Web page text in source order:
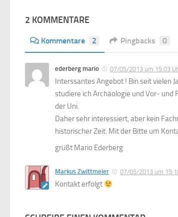
2 KOMMENTARE
Kommentare 2 Pingbacks 0
ederberg mario 07/05/2013 um 15:03
Interssantes Angebot ! Bin seit vielen
studiere ich Archäologie und Vor- und
der Uni.
Daher sehr interessiert, aber kein
historischer Zeit. Mit der Bitte um
grüßt Mario Ederberg
Markus Zwittmeier 07/05/2013 um
Kontakt erfolgt